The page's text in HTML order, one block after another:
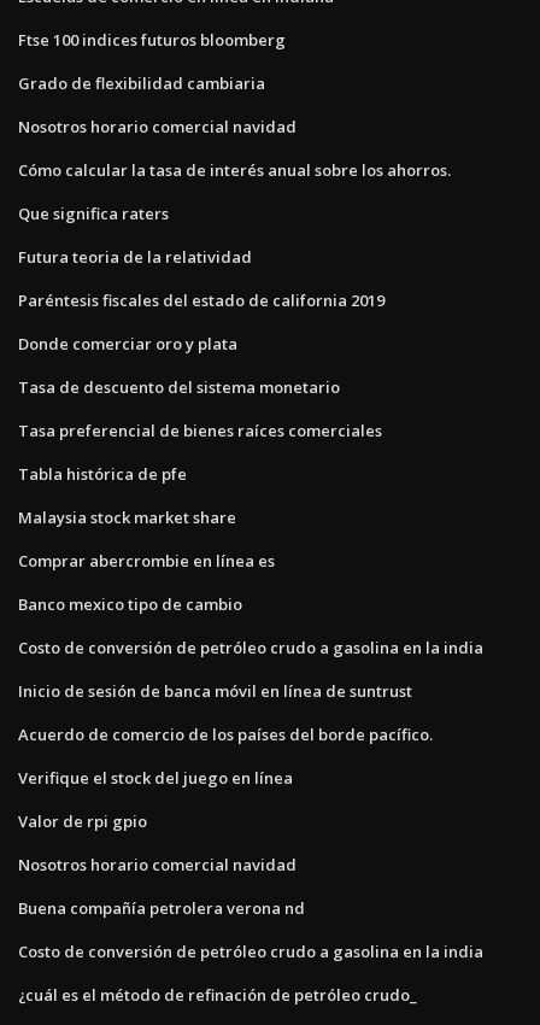
Ftse 100 indices futuros bloomberg
Grado de flexibilidad cambiaria
Nosotros horario comercial navidad
Cómo calcular la tasa de interés anual sobre los ahorros.
Que significa raters
Futura teoria de la relatividad
Paréntesis fiscales del estado de california 2019
Donde comerciar oro y plata
Tasa de descuento del sistema monetario
Tasa preferencial de bienes raíces comerciales
Tabla histórica de pfe
Malaysia stock market share
Comprar abercrombie en línea es
Banco mexico tipo de cambio
Costo de conversión de petróleo crudo a gasolina en la india
Inicio de sesión de banca móvil en línea de suntrust
Acuerdo de comercio de los países del borde pacífico.
Verifique el stock del juego en línea
Valor de rpi gpio
Nosotros horario comercial navidad
Buena compañía petrolera verona nd
Costo de conversión de petróleo crudo a gasolina en la india
¿cuál es el método de refinación de petróleo crudo_